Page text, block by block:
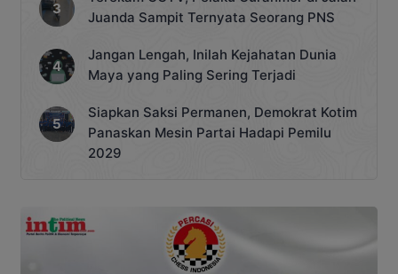
Juanda Sampit Ternyata Seorang PNS
Jangan Lengah, Inilah Kejahatan Dunia
Maya yang Paling Sering Terjadi
Siapkan Saksi Permanen, Demokrat Kotim
Panaskan Mesin Partai Hadapi Pemilu
2029